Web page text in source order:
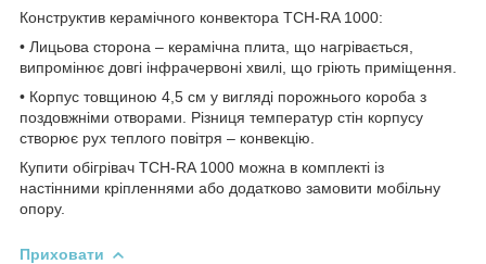
Конструктив керамічного конвектора ТСН-RA 1000:
• Лицьова сторона – керамічна плита, що нагрівається,
випромінює довгі інфрачервоні хвилі, що гріють приміщення.
• Корпус товщиною 4,5 см у вигляді порожнього короба з
поздовжніми отворами. Різниця температур стін корпусу
створює рух теплого повітря – конвекцію.
Купити обігрівач ТСН-RA 1000 можна в комплекті із
настінними кріпленнями або додатково замовити мобільну
опору.
Приховати